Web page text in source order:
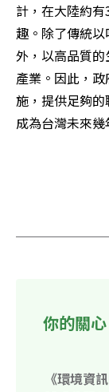
計，在大陸約
趣。除了傳統
外，以高品質
產業。因此，
施，提供足夠
成為台灣未來
你的關
《環境資